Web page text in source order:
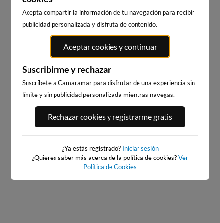
WEBCAMS CERCANAS
PORT ANDRATX
83km · Andratx
PLAYA DE SITGES
0.0 m CHOPI
Acepta compartir la información de tu navegación para recibir
publicidad personalizada y disfruta de contenido.
Aceptar cookies y continuar
Suscribirme y rechazar
Suscríbete a Camaramar para disfrutar de una experiencia sin
límite y sin publicidad personalizada mientras navegas.
Rechazar cookies y registrarme gratis
¿Ya estás registrado? Iniciar sesión
¿Quieres saber más acerca de la política de cookies?Ver
Política de Cookies